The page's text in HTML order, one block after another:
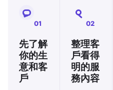
01
先了解
你的生
意和客
戶
02
整理客
戶看得
明的服
務內容